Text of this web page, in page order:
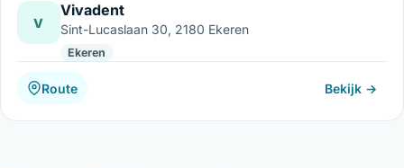
V
Vivadent
Sint-Lucaslaan 30, 2180 Ekeren
Ekeren
Route Bekijk →